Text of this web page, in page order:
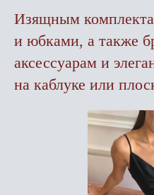
Изящным
и юбками, а также
аксессуарам и
на каблуке или